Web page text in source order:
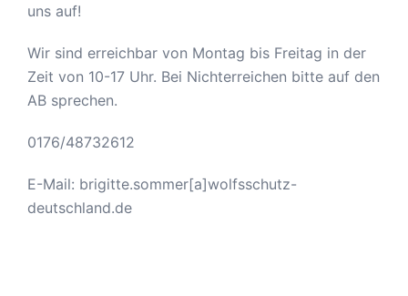
uns auf!
Wir sind erreichbar von Montag bis Freitag in der
Zeit von 10-17 Uhr. Bei Nichterreichen bitte auf den
AB sprechen.
0176/48732612
E-Mail: brigitte.sommer[a]wolfsschutz-
deutschland.de